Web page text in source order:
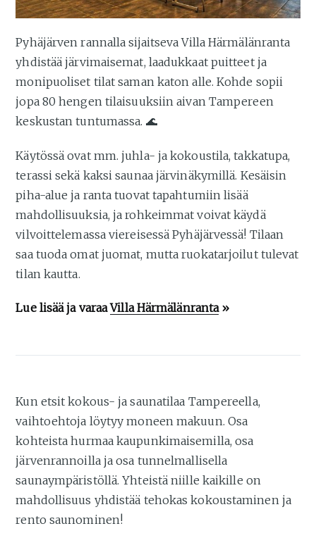
Pyhäjärven rannalla sijaitseva Villa Härmälänranta
yhdistää järvimaisemat, laadukkaat puitteet ja
monipuoliset tilat saman katon alle. Kohde sopii
jopa 80 hengen tilaisuuksiin aivan Tampereen
keskustan tuntumassa. 🌊
Käytössä ovat mm. juhla- ja kokoustila, takkatupa,
terassi sekä kaksi saunaa järvinäkymillä. Kesäisin
piha-alue ja ranta tuovat tapahtumiin lisää
mahdollisuuksia, ja rohkeimmat voivat käydä
vilvoittelemassa viereisessä Pyhäjärvessä! Tilaan
saa tuoda omat juomat, mutta ruokatarjoilut tulevat
tilan kautta.
Lue lisää ja varaaVilla Härmälänranta»
Kun etsit kokous- ja saunatilaa Tampereella,
vaihtoehtoja löytyy moneen makuun. Osa
kohteista hurmaa kaupunkimaisemilla, osa
järvenrannoilla ja osa tunnelmallisella
saunaympäristöllä. Yhteistä niille kaikille on
mahdollisuus yhdistää tehokas kokoustaminen ja
rento saunominen!